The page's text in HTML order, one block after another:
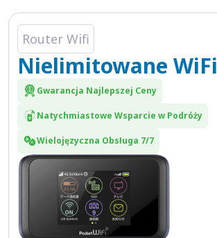
Router Wifi
Nielimitowane WiFi
Gwarancja Najlepszej Ceny
Natychmiastowe Wsparcie w Podróży
Wielojęzyczna Obsługa 7/7